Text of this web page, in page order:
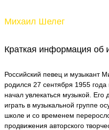
Михаил Шелег
Краткая информация об
Российский певец и музыкант
родился 27 сентября 1955 года
начал увлекаться музыкой. Его
играть в музыкальной группе
школе и со временем
продвижения авторского